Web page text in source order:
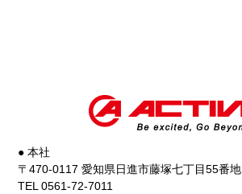
● 本社
〒470-0117 愛知県日進市藤塚七丁目55番地
TEL 0561-72-7011